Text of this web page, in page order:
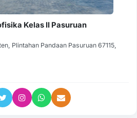
Kelas II Pasuruan
Plintahan Pandaan Pasuruan 67115,